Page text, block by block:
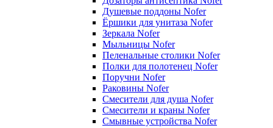
Душевые поддоны Nofer
Ёршики для унитаза Nofer
Зеркала Nofer
Мыльницы Nofer
Пеленальные столики Nofer
Полки для полотенец Nofer
Поручни Nofer
Раковины Nofer
Смесители для душа Nofer
Смесители и краны Nofer
Смывные устройства Nofer